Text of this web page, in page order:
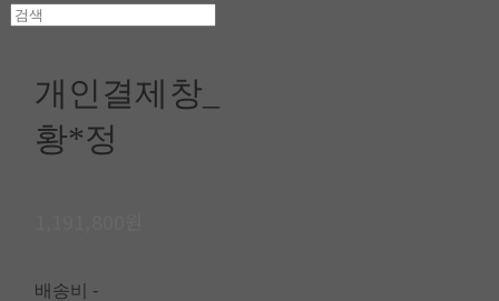
개인결제창_
황*정
배송비 -